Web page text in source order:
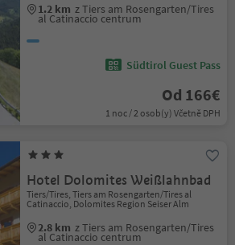
1.2 km z Tiers am Rosengarten/Tires
al Catinaccio centrum
Südtirol Guest Pass
Od 166€
1 noc / 2 osob(y) Včetně DPH
Hotel Dolomites Weißlahnbad
Tiers/Tires, Tiers am Rosengarten/Tires al
Catinaccio, Dolomites Region Seiser Alm
2.8 km z Tiers am Rosengarten/Tires
al Catinaccio centrum